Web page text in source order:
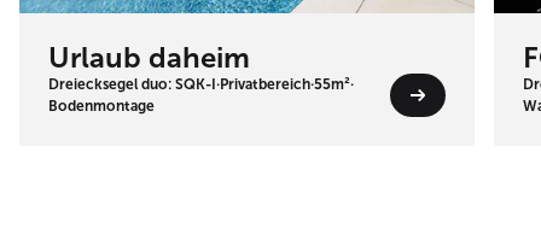
Urlaub daheim
Dreiecksegel duo: SQK-I·Privatbereich·55m²·
Bodenmontage